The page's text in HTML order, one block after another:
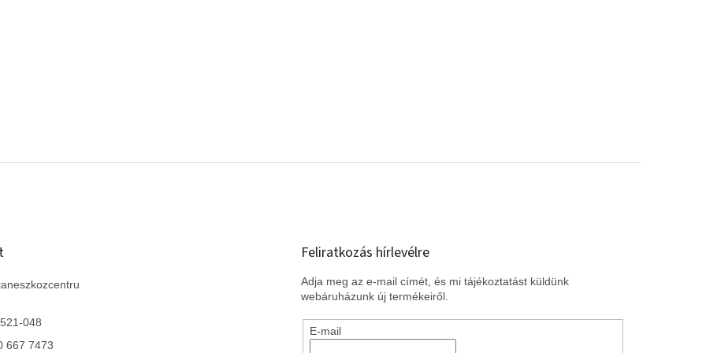
048
667 7473
Feliratkozás hírlevélre
Adja meg az e-mail címét, és mi tájékoztatást küldünk
webáruházunk új termékeiről.
E-mail